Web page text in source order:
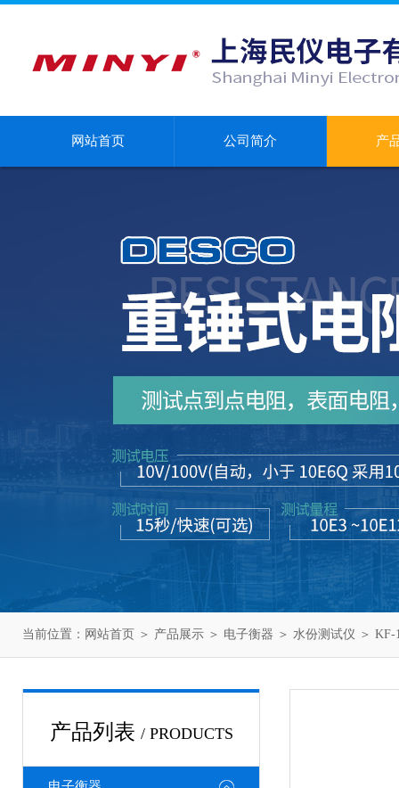
网站首页 公司简介 产
当前位置： 网站首页 ＞ 产品展示 ＞ 电子衡器 ＞ 水份测试仪 ＞
产品列表 / PRODUCTS